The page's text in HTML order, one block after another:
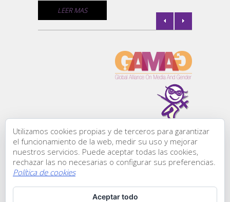
LEER MAS
Todos los derechos
reservados:
Comunicación &
Género, ® 2015
28010 | Madrid
Utilizamos cookies propias y de terceros para garantizar
el funcionamiento de la web, medir su uso y mejorar
nuestros servicios. Puede aceptar todas las cookies,
rechazar las no necesarias o configurar sus preferencias.
Política de cookies
Aceptar todo